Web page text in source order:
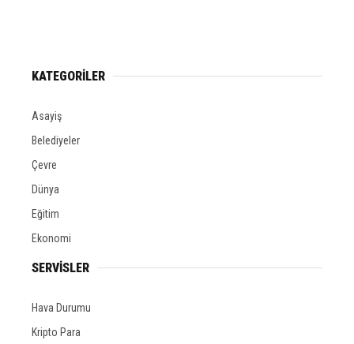
KATEGORİLER
Asayiş
Belediyeler
Çevre
Dünya
Eğitim
Ekonomi
SERVİSLER
Hava Durumu
Kripto Para